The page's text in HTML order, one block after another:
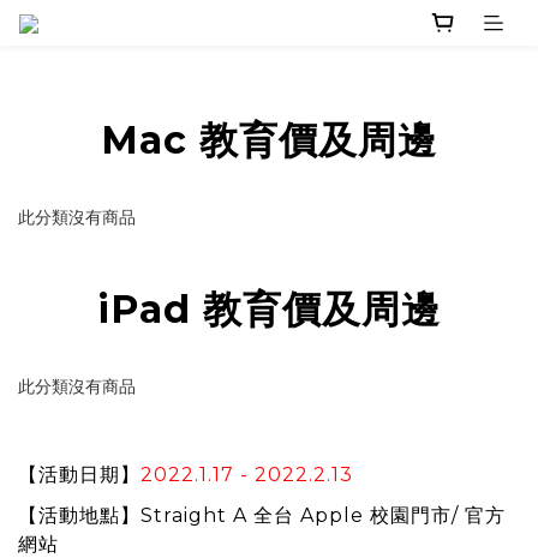
Mac 教育價及周邊
此分類沒有商品
iPad 教育價及周邊
此分類沒有商品
【活動日期】 2022.1.17 - 2022.2.13
【活動地點】Straight A 全台 Apple 校園門市/ 官方
網站